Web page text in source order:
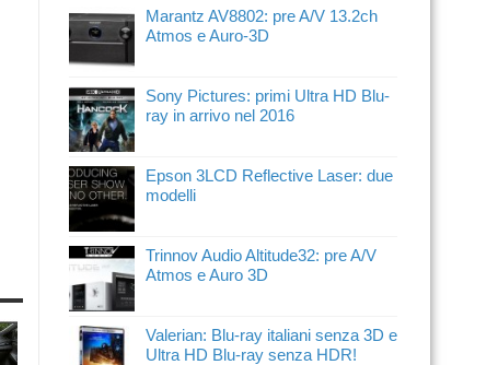
Marantz AV8802: pre A/V 13.2ch
Atmos e Auro-3D
Sony Pictures: primi Ultra HD Blu-
ray in arrivo nel 2016
Epson 3LCD Reflective Laser: due
modelli
Trinnov Audio Altitude32: pre A/V
Atmos e Auro 3D
Valerian: Blu-ray italiani senza 3D e
Ultra HD Blu-ray senza HDR!